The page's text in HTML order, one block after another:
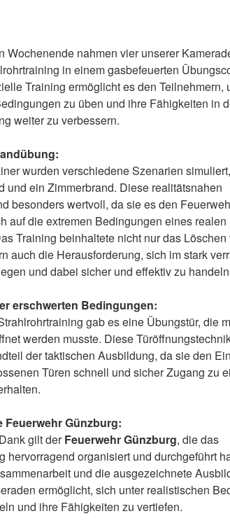
Wochenende nahmen vier unserer
in einem gasbefeuerten
Training ermöglicht es den Teilnehmern,
zu üben und ihre Fähigkeiten in
weiter zu verbessern.
wurden verschiedene Szenarien
und ein Zimmerbrand. Diese realitätsnahen
besonders wertvoll, da sie es den
auf die extremen Bedingungen eines
Training beinhaltete nicht nur das Löschen
auch die Herausforderung, sich im stark
und dabei sicher und effektiv zu
erschwerten Bedingungen:
gab es eine Übungstür, die
werden musste. Diese
der taktischen Ausbildung, da sie den
Türen schnell und sicher Zugang zu
Feuerwehr Günzburg:
gilt derFeuerwehr Günzburg, die das
hervorragend organisiert und durchgeführt
und die ausgezeichnete
ermöglicht, sich unter realistischen
und ihre Fähigkeiten zu vertiefen.